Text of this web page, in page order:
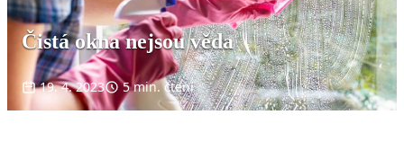
Čistá okna nejsou věda
19. 4. 2023 5 min. čtení